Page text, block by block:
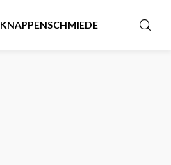
KNAPPENSCHMIEDE